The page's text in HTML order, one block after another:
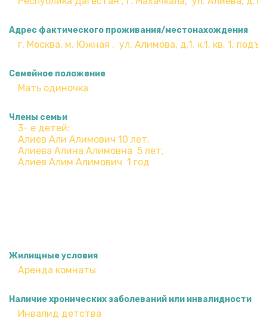
Адрес фактического проживания/местонахождения
Семейное положение
Члены семьи
Жилищные условия
Наличие хронических заболеваний или инвалидности